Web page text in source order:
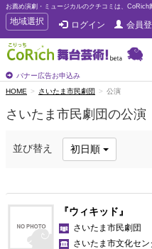
お薦め演劇・ミュージカルのクチコミは、CoRich
T
o
g
g
e
n
v
a
地域選択 ログイン 会員
バナー広告お申込み
HOME さいたま市民劇団 公演
さいたま市民劇団の公演
並び替え 初日順
『ウィキッド』
さいたま市民劇団
さいたま市文化セン